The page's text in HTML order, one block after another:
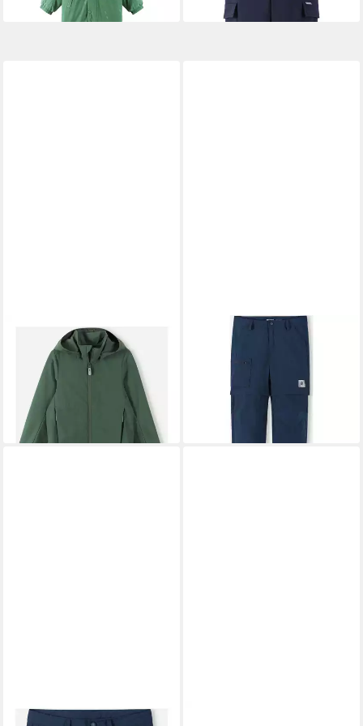
Daunenfüllung und
Ausrüstung BIONIC-
Outdoorjacke Jacket,
Turvaisa
44,05 €
79,95 €
-45%
Outdoorhose Pants,
UVP
REIMA
Shorts